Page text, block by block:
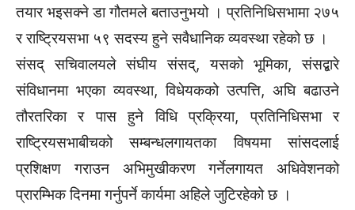
तयार भइसक्ने डा गौतमले बताउनुभयो । प्रतिनिधिसभामा २७५
र राष्ट्रियसभा ५९ सदस्य हुने सवैधानिक व्यवस्था रहेको छ ।
संसद् सचिवालयले संघीय संसद्, यसको भूमिका, संसद्बारे
संविधानमा भएका व्यवस्था, विधेयकको उत्पत्ति, अघि बढाउने
तौरतरिका र पास हुने विधि प्रक्रिया, प्रतिनिधिसभा र
राष्ट्रियसभाबीचको सम्बन्धलगायतका विषयमा सांसदलाई
प्रशिक्षण गराउन अभिमुखीकरण गर्नेलगायत अधिवेशनको
प्रारम्भिक दिनमा गर्नुपर्ने कार्यमा अहिले जुटिरहेको छ ।